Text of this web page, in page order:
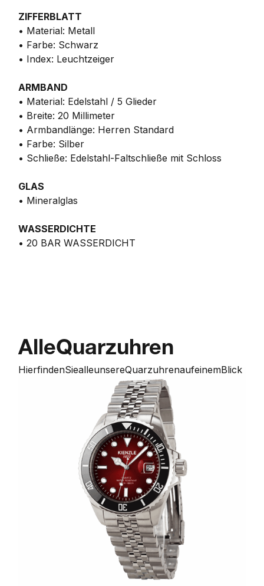
ZIFFERBLATT
• Material: Metall
• Farbe: Schwarz
• Index: Leuchtzeiger
ARMBAND
• Material: Edelstahl / 5 Glieder
• Breite: 20 Millimeter
• Armbandlänge: Herren Standard
• Farbe: Silber
• Schließe: Edelstahl-Faltschließe mit Schloss
GLAS
• Mineralglas
WASSERDICHTE
• 20 BAR WASSERDICHT
AlleQuarzuhren
HierfindenSiealleunsereQuarzuhrenaufeinemBlick